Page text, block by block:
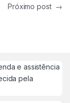
Próximo post →
e assistência
pela